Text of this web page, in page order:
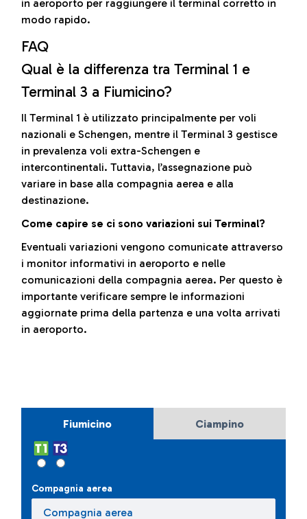
in aeroporto per raggiungere il terminal corretto in
modo rapido.
FAQ
Qual è la differenza tra Terminal 1 e
Terminal 3 a Fiumicino?
Il Terminal 1 è utilizzato principalmente per voli
nazionali e Schengen, mentre il Terminal 3 gestisce
in prevalenza voli extra-Schengen e
intercontinentali. Tuttavia, l’assegnazione può
variare in base alla compagnia aerea e alla
destinazione.
Come capire se ci sono variazioni sui Terminal?
Eventuali variazioni vengono comunicate attraverso
i monitor informativi in aeroporto e nelle
comunicazioni della compagnia aerea. Per questo è
importante verificare sempre le informazioni
aggiornate prima della partenza e una volta arrivati
in aeroporto.
Fiumicino Ciampino
Compagnia aerea